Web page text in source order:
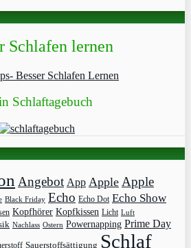
Schlafen lernen
Schlaftagebuch
Angebot App Apple Apple
Black Friday Echo Echo Dot Echo Show
Kopfhörer Kopfkissen Licht Luft
Nachlass Ostern Powernapping Prime Day
Sauerstoffsättigung Schlaf